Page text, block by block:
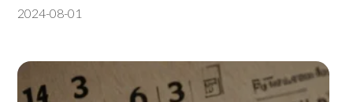
2024-08-01